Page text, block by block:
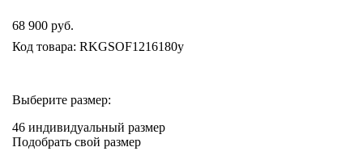
68 900 руб.
Код товара: RKGSOF1216180y
Выберите размер:
46 индивидуальный размер
Подобрать свой размер